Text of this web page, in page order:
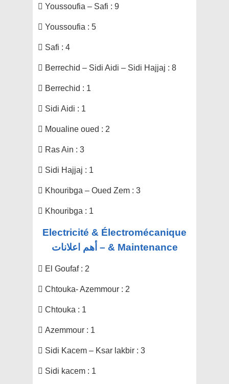
 Youssoufia – Safi : 9
 Youssoufia : 5
 Safi : 4
 Berrechid – Sidi Aidi – Sidi Hajjaj : 8
 Berrechid : 1
 Sidi Aidi : 1
 Moualine oued : 2
 Ras Ain : 3
 Sidi Hajjaj : 1
 Khouribga – Oued Zem : 3
 Khouribga : 1
Electricité & Électromécanique
& Maintenance – أهم اعلانات
 El Goufaf : 2
 Chtouka- Azemmour : 2
 Chtouka : 1
 Azemmour : 1
 Sidi Kacem – Ksar lakbir : 3
 Sidi kacem : 1